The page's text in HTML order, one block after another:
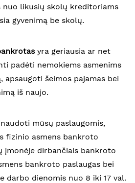
nuo likusių skolų kreditoriams
gyvenimą be skolų.
yra geriausia ar net
padėti nemokiems asmenims
apsaugoti šeimos pajamas bei
iš naujo.
mūsų paslaugomis,
fizinio asmens bankroto
įmonėje dirbančiais bankroto
bankroto paslaugas bei
darbo dienomis nuo 8 iki 17 val.